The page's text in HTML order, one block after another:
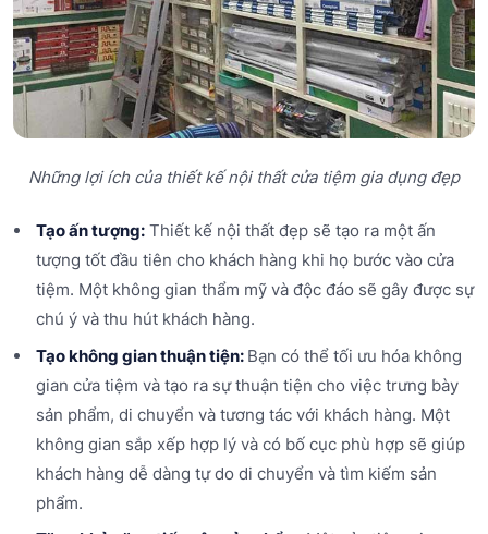
Những lợi ích của thiết kế nội thất cửa tiệm gia dụng đẹp
Tạo ấn tượng:Thiết kế nội thất đẹp sẽ tạo ra một ấn
tượng tốt đầu tiên cho khách hàng khi họ bước vào cửa
tiệm. Một không gian thẩm mỹ và độc đáo sẽ gây được sự
chú ý và thu hút khách hàng.
Tạo không gian thuận tiện: Bạn có thể tối ưu hóa không
gian cửa tiệm và tạo ra sự thuận tiện cho việc trưng bày
sản phẩm, di chuyển và tương tác với khách hàng. Một
không gian sắp xếp hợp lý và có bố cục phù hợp sẽ giúp
khách hàng dễ dàng tự do di chuyển và tìm kiếm sản
phẩm.